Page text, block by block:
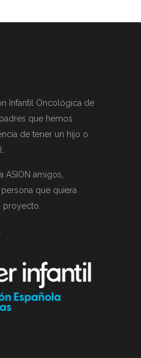
Infantil Oncológica de
que hemos
de tener un hijo o
ASION amigos,
que quiera
proyecto.